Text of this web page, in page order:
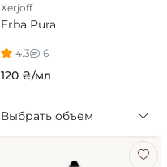
Xerjoff
Erba Pura
4.3 6
120 ₴/мл
Выбрать объем